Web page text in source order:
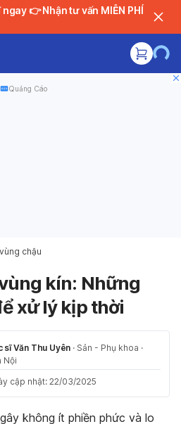
MIỄN PHÍ
Quảng Cáo
chậu
kín: Những
xử lý kịp thời
sĩ Văn Thu Uyên · Sản - Phụ khoa ·
Nội
cập nhật: 22/03/2025
không ít phiền phức và lo